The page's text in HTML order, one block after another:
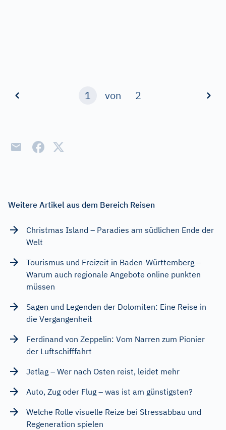
1 von 2
Weitere Artikel aus dem Bereich Reisen
Christmas Island – Paradies am südlichen Ende der
Welt
Tourismus und Freizeit in Baden-Württemberg –
Warum auch regionale Angebote online punkten
müssen
Sagen und Legenden der Dolomiten: Eine Reise in
die Vergangenheit
Ferdinand von Zeppelin: Vom Narren zum Pionier
der Luftschifffahrt
Jetlag – Wer nach Osten reist, leidet mehr
Auto, Zug oder Flug – was ist am günstigsten?
Welche Rolle visuelle Reize bei Stressabbau und
Regeneration spielen